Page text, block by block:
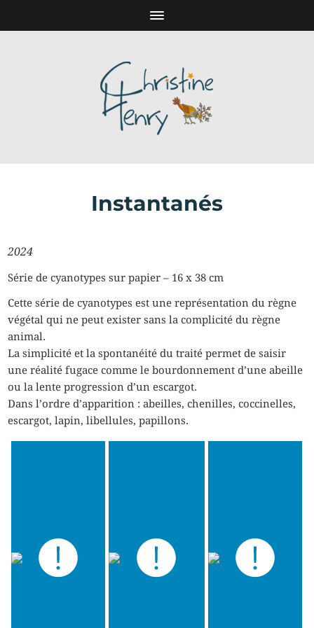
Instantanés
2024
Série de cyanotypes sur papier – 16 x 38 cm
Cette série de cyanotypes est une représentation du règne
végétal qui ne peut exister sans la complicité du règne
animal.
La simplicité et la spontanéité du traité permet de saisir
une réalité fugace comme le bourdonnement d’une abeille
ou la lente progression d’un escargot.
Dans l’ordre d’apparition : abeilles, chenilles, coccinelles,
escargot, lapin, libellules, papillons.